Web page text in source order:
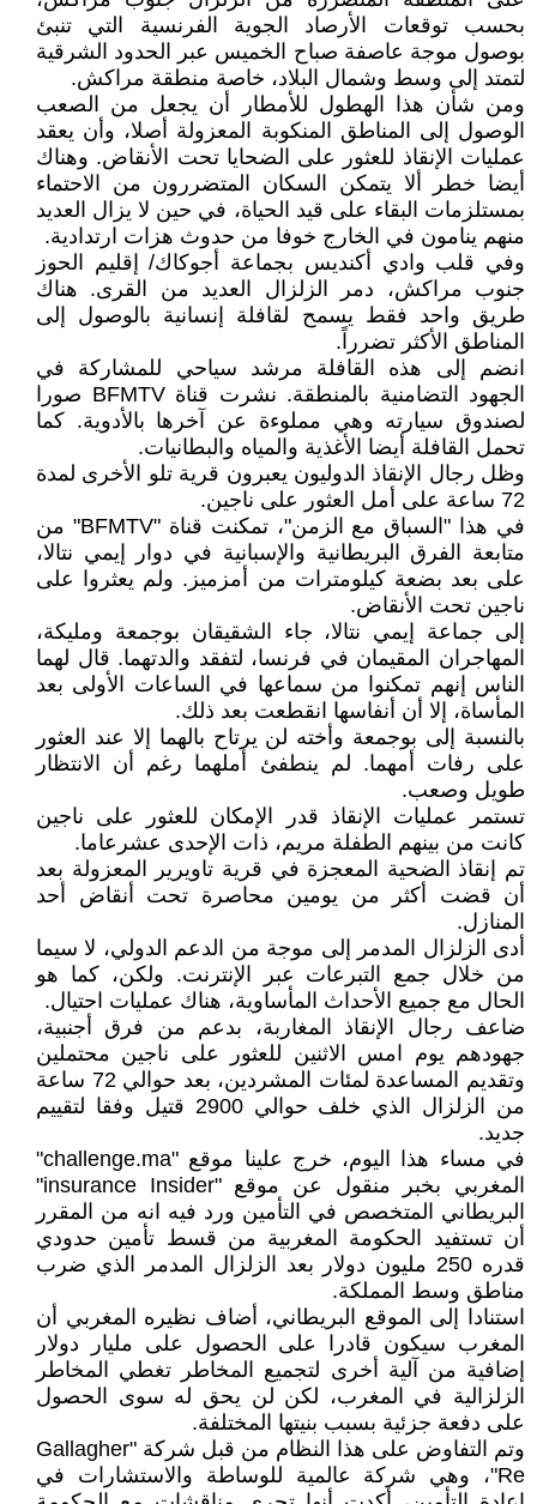
بحسب توقعات الأرصاد الجوية الفرنسية التي تنبئ
بوصول موجة عاصفة صباح الخميس عبر الحدود الشرقية
لتمتد إلى وسط وشمال البلاد، خاصة منطقة مراكش.
ومن شأن هذا الهطول للأمطار أن يجعل من الصعب
الوصول إلى المناطق المنكوبة المعزولة أصلا، وأن يعقد
عمليات الإنقاذ للعثور على الضحايا تحت الأنقاض. وهناك
أيضا خطر ألا يتمكن السكان المتضررون من الاحتماء
بمستلزمات البقاء على قيد الحياة، في حين لا يزال العديد
منهم ينامون في الخارج خوفا من حدوث هزات ارتدادية.
وفي قلب وادي أكنديس بجماعة أجوكاك/ إقليم الحوز
جنوب مراكش، دمر الزلزال العديد من القرى. هناك
طريق واحد فقط يسمح لقافلة إنسانية بالوصول إلى
المناطق الأكثر تضرراً.
انضم إلى هذه القافلة مرشد سياحي للمشاركة في
الجهود التضامنية بالمنطقة. نشرت قناة BFMTV صورا
لصندوق سيارته وهي مملوءة عن آخرها بالأدوية. كما
تحمل القافلة أيضا الأغذية والمياه والبطانيات.
وظل رجال الإنقاذ الدوليون يعبرون قرية تلو الأخرى لمدة
72 ساعة على أمل العثور على ناجين.
في هذا "السباق مع الزمن"، تمكنت قناة "BFMTV" من
متابعة الفرق البريطانية والإسبانية في دوار إيمي نتالا،
على بعد بضعة كيلومترات من أمزميز. ولم يعثروا على
ناجين تحت الأنقاض.
إلى جماعة إيمي نتالا، جاء الشقيقان بوجمعة ومليكة،
المهاجران المقيمان في فرنسا، لتفقد والدتهما. قال لهما
الناس إنهم تمكنوا من سماعها في الساعات الأولى بعد
المأساة، إلا أن أنفاسها انقطعت بعد ذلك.
بالنسبة إلى بوجمعة وأخته لن يرتاح بالهما إلا عند العثور
على رفات أمهما. لم ينطفئ أملهما رغم أن الانتظار
طويل وصعب.
تستمر عمليات الإنقاذ قدر الإمكان للعثور على ناجين
كانت من بينهم الطفلة مريم، ذات الإحدى عشرعاما.
تم إنقاذ الضحية المعجزة في قرية تاويرير المعزولة بعد
أن قضت أكثر من يومين محاصرة تحت أنقاض أحد
المنازل.
أدى الزلزال المدمر إلى موجة من الدعم الدولي، لا سيما
من خلال جمع التبرعات عبر الإنترنت. ولكن، كما هو
الحال مع جميع الأحداث المأساوية، هناك عمليات احتيال.
ضاعف رجال الإنقاذ المغاربة، بدعم من فرق أجنبية،
جهودهم يوم امس الاثنين للعثور على ناجين محتملين
وتقديم المساعدة لمئات المشردين، بعد حوالي 72 ساعة
من الزلزال الذي خلف حوالي 2900 قتيل وفقا لتقييم
جديد.
في مساء هذا اليوم، خرج علينا موقع "challenge.ma"
المغربي بخبر منقول عن موقع "insurance Insider"
البريطاني المتخصص في التأمين ورد فيه انه من المقرر
أن تستفيد الحكومة المغربية من قسط تأمين حدودي
قدره 250 مليون دولار بعد الزلزال المدمر الذي ضرب
مناطق وسط المملكة.
استنادا إلى الموقع البريطاني، أضاف نظيره المغربي أن
المغرب سيكون قادرا على الحصول على مليار دولار
إضافية من آلية أخرى لتجميع المخاطر تغطي المخاطر
الزلزالية في المغرب، لكن لن يحق له سوى الحصول
على دفعة جزئية بسبب بنيتها المختلفة.
وتم التفاوض على هذا النظام من قبل شركة "Gallagher
Re"، وهي شركة عالمية للوساطة والاستشارات في